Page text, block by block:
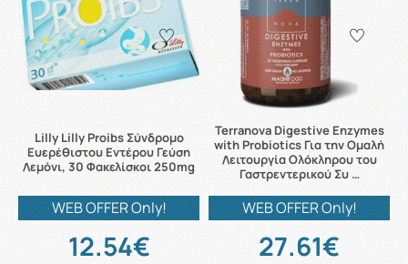
Lilly Lilly Proibs Σύνδρομο
Ευερέθιστου Εντέρου Γεύση
Λεμόνι, 30 Φακελίσκοι 250mg
WEB OFFER Only!
12.54€
Terranova Digestive Enzymes
with Probiotics Για την Ομαλή
Λειτουργία Ολόκληρου του
Γαστρεντερικού Συ …
WEB OFFER Only!
27.61€